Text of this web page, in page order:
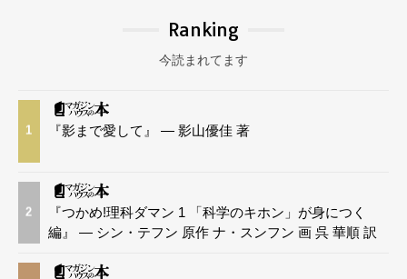
Ranking
今読まれてます
1 『影まで愛して』 — 影山優佳 著
2
『つかめ!理科ダマン 1 「科学のキホン」が身につく
編』 — シン・テフン 原作 ナ・スンフン 画 呉 華順 訳